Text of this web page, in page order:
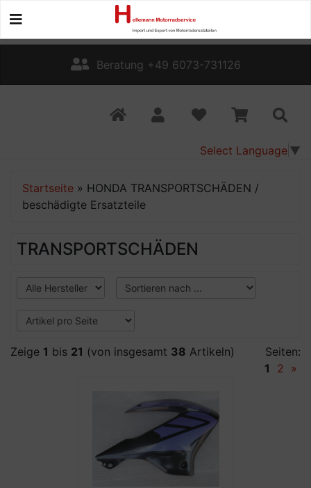
Beratung +49 6073-731126
Select Language ▼
Startseite » HONDA TRANSPORTSCHÄDEN /
beschädigte Ersatzteile
TRANSPORTSCHÄDEN
Zeige 1 bis 21 (von insgesamt 38 Artikeln)
Seiten:
1
2 »